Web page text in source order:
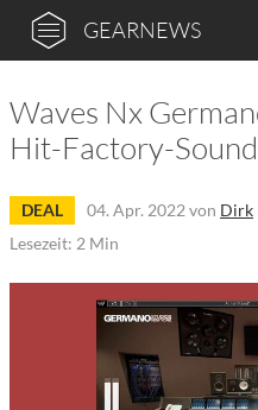
GEARNEWS
Waves Nx
Hit-Factory-
DEAL 04. Apr. 2022 von Dirk
Lesezeit: 2 Min